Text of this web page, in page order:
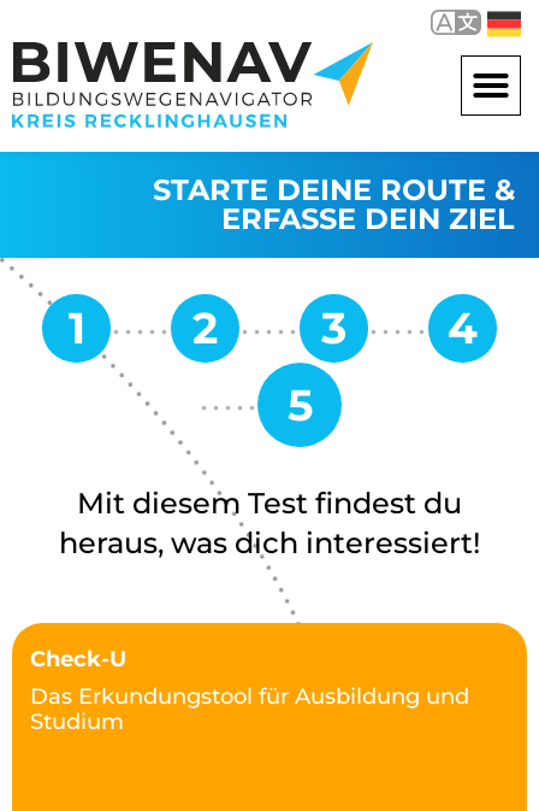
STARTE DEINE ROUTE &
ERFASSE DEIN ZIEL
Mit diesem Test findest du
heraus, was dich interessiert!
Check-U
Das Erkundungstool für Ausbildung und
Studium